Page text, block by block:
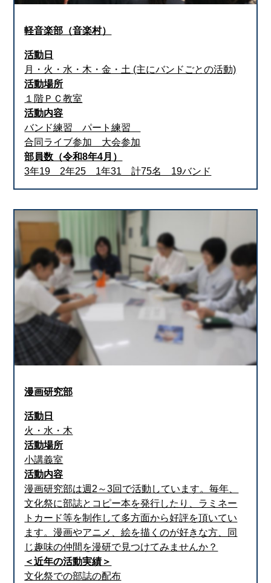
軽音楽部（音楽村）
活動日
月・火・水・木・金・土 (主にバンドごとの活動)
活動場所
１階ＰＣ教室
活動内容
バンド練習 パート練習
合同ライブ参加 大会参加
部員数（令和8年4月）
3年19 2年25 1年31 計75名 19バンド
漫画研究部
活動日
火・水・木
活動場所
小講義室
活動内容
漫画研究部は週2～3回で活動しています。毎年、
文化祭に部誌とコピー本を発行したり、ラミネー
トカード等を制作して多方面から好評を頂いてい
ます。漫画やアニメ、絵を描くのが好きな方、同
じ趣味の仲間を漫研で見つけてみませんか？
＜近年の活動実績＞
文化祭での部誌の配布